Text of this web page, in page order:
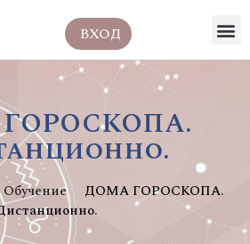
ВХОД
Обучение
ДОМА ГОРОСКОПА.